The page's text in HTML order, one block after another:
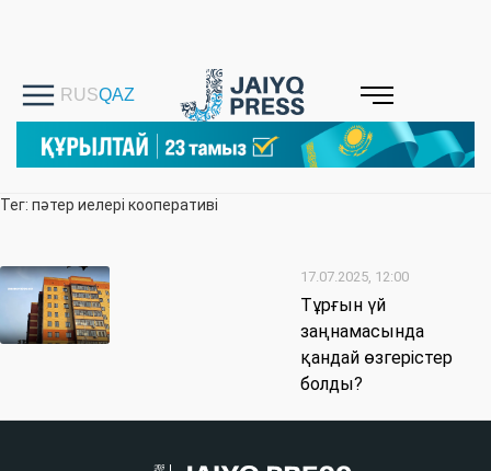
Тег: пәтер иелері кооперативі
17.07.2025, 12:00
Тұрғын үй
заңнамасында
қандай өзгерістер
болды?